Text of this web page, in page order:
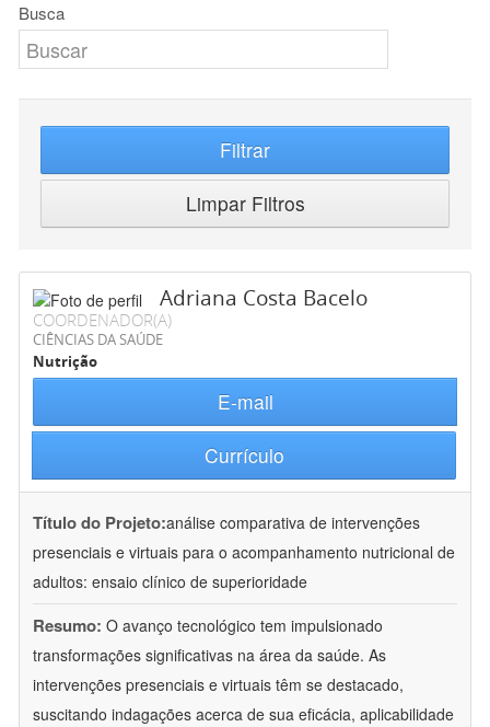
Busca
Filtrar
Limpar Filtros
Adriana Costa Bacelo
COORDENADOR(A)
CIÊNCIAS DA SAÚDE
Nutrição
E-mail
Currículo
Título do Projeto:análise comparativa de intervenções
presenciais e virtuais para o acompanhamento nutricional de
adultos: ensaio clínico de superioridade
Resumo: O avanço tecnológico tem impulsionado
transformações significativas na área da saúde. As
intervenções presenciais e virtuais têm se destacado,
suscitando indagações acerca de sua eficácia, aplicabilidade